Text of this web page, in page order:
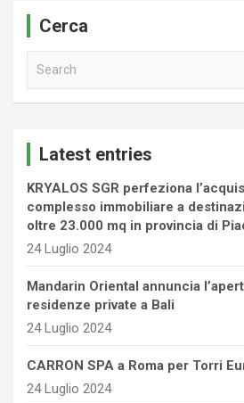
Cerca
Latest entries
KRYALOS SGR perfeziona
complesso immobiliare a
oltre 23.000 mq in provincia di
24 Luglio 2024
Mandarin Oriental annuncia
residenze private a Bali
24 Luglio 2024
CARRON SPA a Roma per Torri
24 Luglio 2024